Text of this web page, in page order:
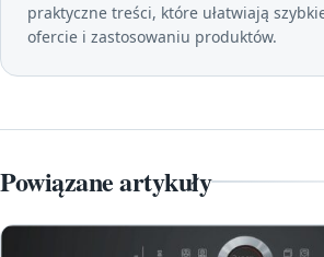
praktyczne treści, które ułatwiają
ofercie i zastosowaniu produktów.
Powiązane artykuły